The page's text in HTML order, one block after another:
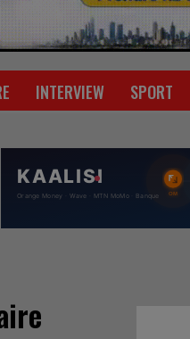
INTERVIEW SPORT